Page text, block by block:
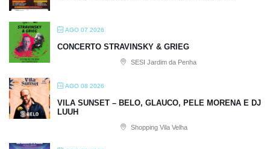
AGO 07 2026
CONCERTO STRAVINSKY & GRIEG
SESI Jardim da Penha
AGO 08 2026
VILA SUNSET – BELO, GLAUCO, PELE MORENA E DJ
LUUH
Shopping Vila Velha